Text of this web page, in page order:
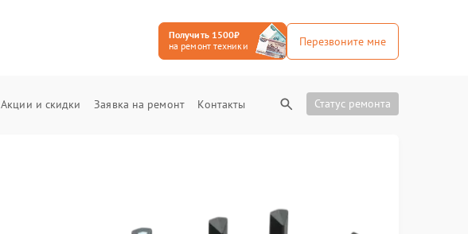
Получить 1500₽
на ремонт техники
Перезвоните мне
Акции и скидки Заявка на ремонт Контакты Статус ремонта